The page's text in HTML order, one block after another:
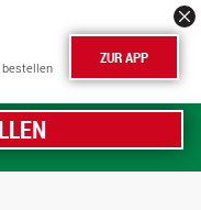
ZUR APP